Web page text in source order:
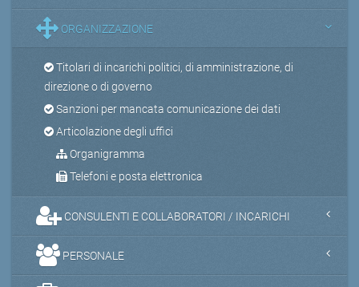
ORGANIZZAZIONE
Titolari di incarichi politici, di amministrazione, di
direzione o di governo
Sanzioni per mancata comunicazione dei dati
Articolazione degli uffici
Organigramma
Telefoni e posta elettronica
CONSULENTI E COLLABORATORI / INCARICHI
PERSONALE